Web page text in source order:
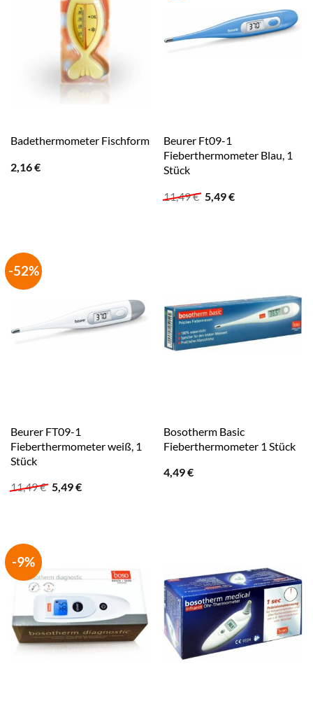
Badethermometer Fischform
2,16€
Beurer Ft09-1
Fieberthermometer Blau, 1
Stück
11,49€ Ursprünglicher
Preis
5,49€Aktueller
-52%
Beurer FT09-1
Fieberthermometer weiß, 1
Stück
11,49€ Ursprünglicher
5,49€Aktueller
Bosotherm Basic
Fieberthermometer 1 Stück
4,49€
-9%